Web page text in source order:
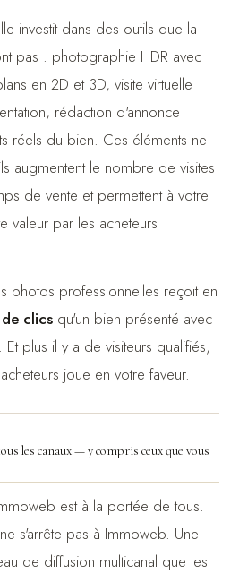
investit dans des outils que la
pas : photographie HDR avec
en 2D et 3D, visite virtuelle
rédaction d'annonce
réels du bien. Ces éléments ne
augmentent le nombre de visites
de vente et permettent à votre
valeur par les acheteurs
photos professionnelles reçoit en
clicsqu'un bien présenté avec
plus il y a de visiteurs qualifiés,
joue en votre faveur.
les canaux — y compris ceux que vous
est à la portée de tous.
s'arrête pas à Immoweb. Une
de diffusion multicanal que les